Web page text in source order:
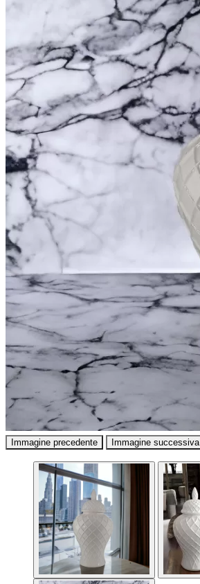
Immagine precedente Immagine successiva